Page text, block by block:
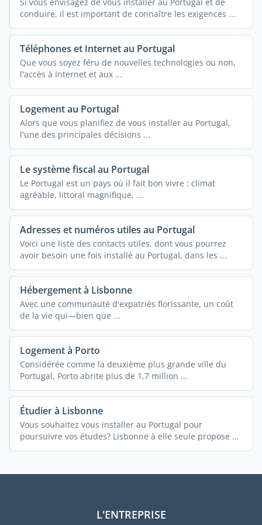
Si vous envisagez de vous installer au Portugal et de
conduire, il est important de connaître les exigences ...
Téléphones et Internet au Portugal
Que vous soyez féru de nouvelles technologies ou non,
l'accès à Internet et aux ...
Logement au Portugal
Alors que vous planifiez de vous installer au Portugal,
l'une des principales décisions ...
Le système fiscal au Portugal
Le Portugal est un pays où il fait bon vivre : climat
agréable, littoral magnifique, ...
Adresses et numéros utiles au Portugal
Voici une liste des contacts utiles, dont vous pourrez
avoir besoin une fois installé au Portugal, dans les ...
Hébergement à Lisbonne
Avec une communauté d'expatriés florissante, un coût
de la vie qui—bien que ...
Logement à Porto
Considérée comme la deuxième plus grande ville du
Portugal, Porto abrite plus de 1,7 million ...
Étudier à Lisbonne
Vous souhaitez vous installer au Portugal pour
poursuivre vos études? Lisbonne à elle seule propose ...
L'ENTREPRISE